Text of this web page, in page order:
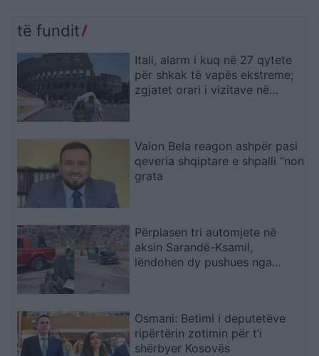
të fundit
Itali, alarm i kuq në 27 qytete
për shkak të vapës ekstreme;
zgjatet orari i vizitave në
Valon Bela reagon ashpër pasi
qeveria shqiptare e shpalli “non
grata
Përplasen tri automjete në
aksin Sarandë-Ksamil,
lëndohen dy pushues nga
Osmani: Betimi i deputetëve
ripërtërin zotimin për t’i
shërbyer Kosovës